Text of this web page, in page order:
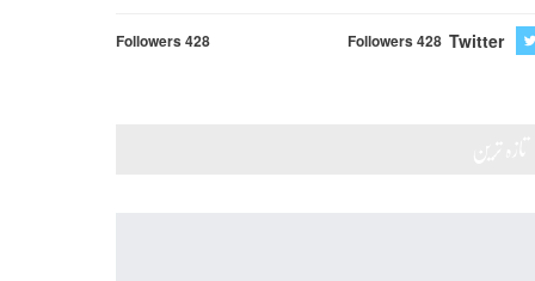
Twitter
Followers 428
Followers 428